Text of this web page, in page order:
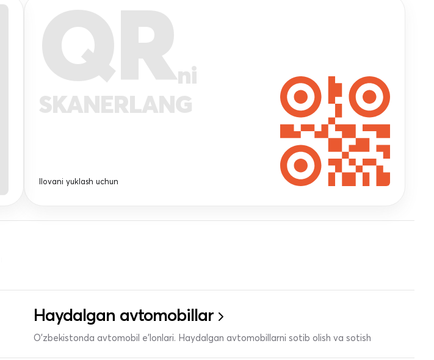
QRni
SKANERLANG
Ilovani yuklash uchun
Haydalgan avtomobillar
O'zbekistonda avtomobil e’lonlari. Haydalgan avtomobillarni sotib olish va sotish